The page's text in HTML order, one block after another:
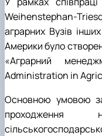
Weihenstephan-
аграрних Вузів
Америки було
«Аграрний
Administration in
Основною умовою
проходження